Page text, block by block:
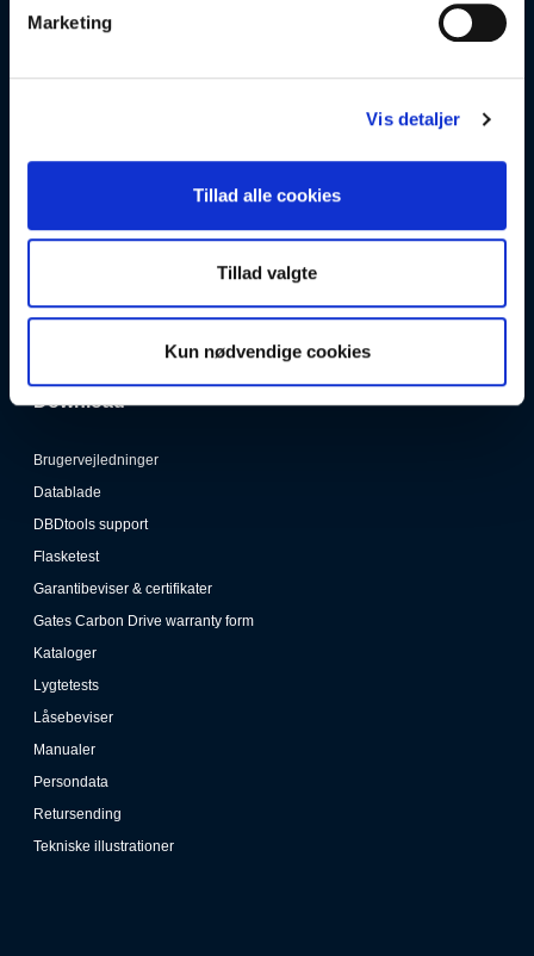
Marketing
Vis detaljer
Tillad alle cookies
Tillad valgte
Kun nødvendige cookies
Fredag: 08:00-12:30
info@soendergaardogsoenner.dk
Download
Brugervejledninger
Datablade
DBDtools support
Flasketest
Garantibeviser & certifikater
Gates Carbon Drive warranty form
Kataloger
Lygtetests
Låsebeviser
Manualer
Persondata
Retursending
Tekniske illustrationer